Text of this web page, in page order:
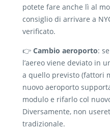
potete fare anche lì al
consiglio di arrivare a
verificato.
👉 Cambio aeroporto:
l’aereo viene deviato in
a quello previsto (fattori
nuovo aeroporto
modulo e rifarlo col
Diversamente, non
tradizionale.